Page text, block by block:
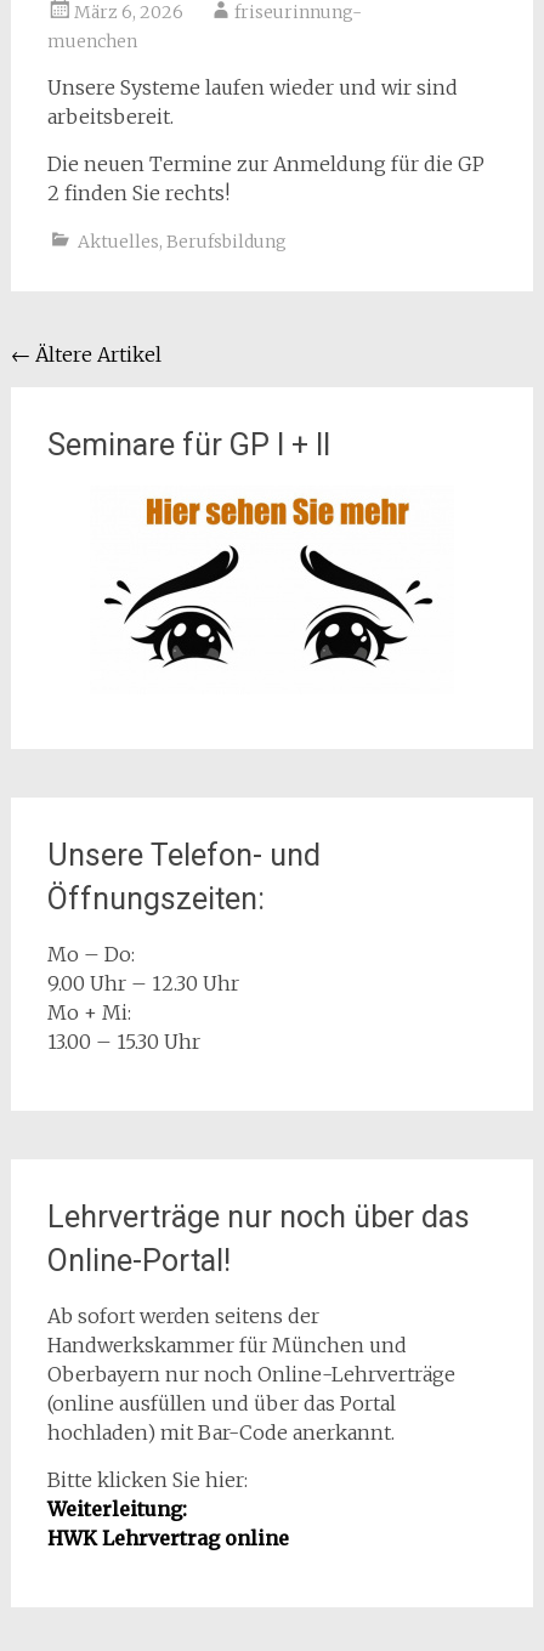
März 6, 2026
friseurinnung-
muenchen
Unsere Systeme laufen wieder und wir sind
arbeitsbereit.
Die neuen Termine zur Anmeldung für die GP
2 finden Sie rechts!
Aktuelles, Berufsbildung
Beitragsnavigation
← Ältere Artikel
Seminare für GP I + II
Unsere Telefon- und
Öffnungszeiten:
Mo – Do:
9.00 Uhr – 12.30 Uhr
Mo + Mi:
13.00 – 15.30 Uhr
Lehrverträge nur noch über das
Online-Portal!
Ab sofort werden seitens der
Handwerkskammer für München und
Oberbayern nur noch Online-Lehrverträge
(online ausfüllen und über das Portal
hochladen) mit Bar-Code anerkannt.
Bitte klicken Sie hier:
Weiterleitung:
HWK Lehrvertrag online